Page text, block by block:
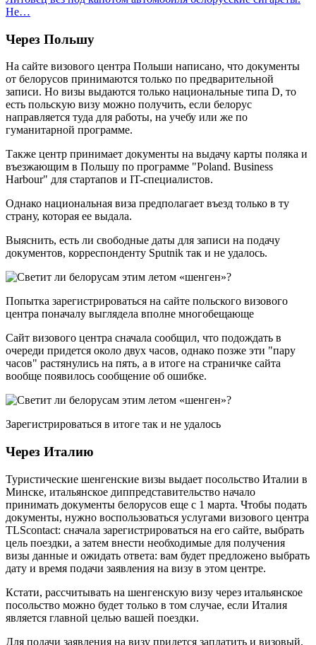
Не…
Через Польшу
На сайте визового центра Польши написано, что документы
от белорусов принимаются только по предварительной
записи. Но визы выдаются только национальные типа D, то
есть польскую визу можно получить, если белорус
направляется туда для работы, на учебу или же по
гуманитарной программе.
Также центр принимает документы на выдачу карты поляка и
въезжающим в Польшу по программе "Poland. Business
Harbour" для стартапов и IT-специалистов.
Однако национальная виза предполагает въезд только в ту
страну, которая ее выдала.
Выяснить, есть ли свободные даты для записи на подачу
документов, корреспонденту Sputnik так и не удалось.
Попытка зарегистрироваться на сайте польского визового
центра поначалу выглядела вполне многобещающе
Сайт визового центра сначала сообщил, что подождать в
очереди придется около двух часов, однако позже эти "пару
часов" растянулись на пять, а в итоге на страничке сайта
вообще появилось сообщение об ошибке.
Зарегистрироваться в итоге так и не удалось
Через Италию
Туристические шенгенские визы выдает посольство Италии в
Минске, итальянское диппредставительство начало
принимать документы белорусов еще с 1 марта. Чтобы подать
документы, нужно воспользоваться услугами визового центра
TLScontact: сначала зарегистрироваться на его сайте, выбрать
цель поездки, а затем внести необходимые для получения
визы данные и ожидать ответа: вам будет предложено выбрать
дату и время подачи заявления на визу в этом центре.
Кстати, рассчитывать на шенгенскую визу через итальянское
посольство можно будет только в том случае, если Италия
является главной целью вашей поездки.
Для подачи заявления на визу придется заплатить и визовый,